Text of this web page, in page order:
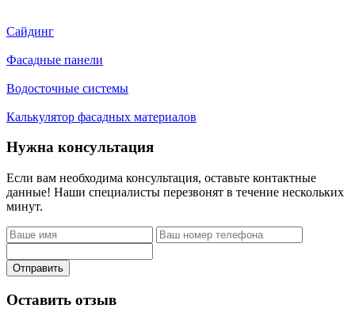
Сайдинг
Фасадные панели
Водосточные системы
Калькулятор фасадных материалов
Нужна консультация
Если вам необходима консультация, оставьте контактные
данные! Наши специалисты перезвонят в течение нескольких
минут.
Отправить
Оставить отзыв